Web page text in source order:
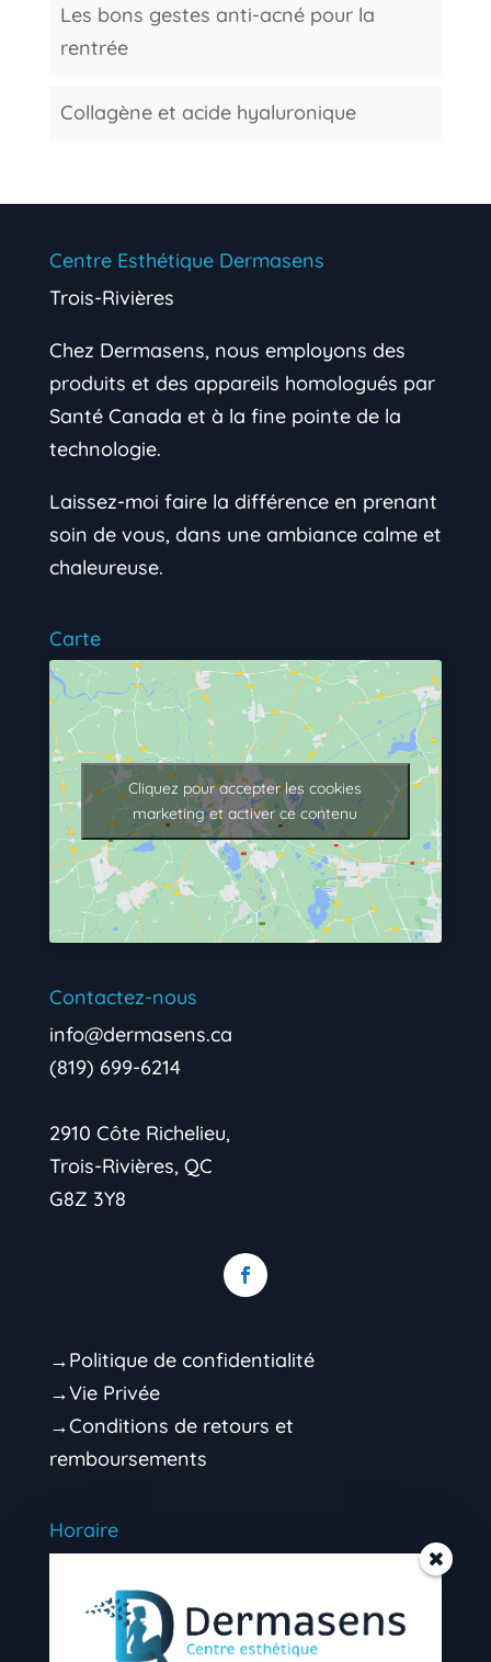
Les bons gestes anti-acné pour la
rentrée
Collagène et acide hyaluronique
Centre Esthétique Dermasens
Trois-Rivières
Chez Dermasens, nous employons des
produits et des appareils homologués par
Santé Canada et à la fine pointe de la
technologie.
Laissez-moi faire la différence en prenant
soin de vous, dans une ambiance calme et
chaleureuse.
Carte
Cliquez pour accepter les cookies
marketing et activer ce contenu
Contactez-nous
info@dermasens.ca
(819) 699-6214
2910 Côte Richelieu,
Trois-Rivières, QC
G8Z 3Y8
→Politique de confidentialité
→Vie Privée
→Conditions de retours et
remboursements
Horaire
Mardi 9h00 – 16h30 (soir sur rendez-vous)
Mercredi 9h00 – 16h30 (soir sur rendez-